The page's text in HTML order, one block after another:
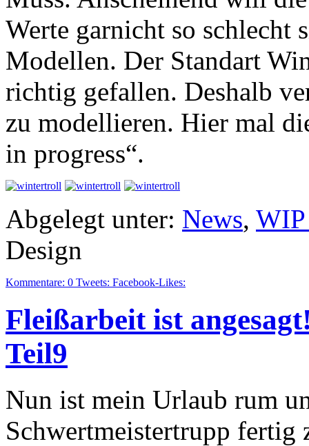
Werte garnicht so schlecht
Modellen. Der Standart
richtig gefallen. Deshalb
zu modellieren. Hier mal
in progress“.
Abgelegt unter: News,
Design
Kommentare: 0 Tweets: Facebook-Likes:
Fleißarbeit ist
Teil9
Nun ist mein Urlaub rum
Schwertmeistertrupp fertig